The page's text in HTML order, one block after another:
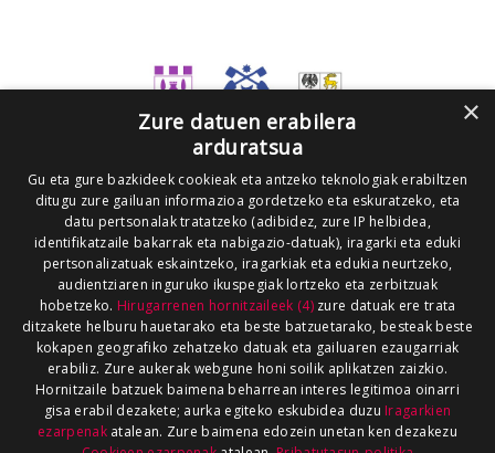
×
Zure datuen erabilera
arduratsua
Gu eta gure bazkideek cookieak eta antzeko teknologiak erabiltzen
ditugu zure gailuan informazioa gordetzeko eta eskuratzeko, eta
datu pertsonalak tratatzeko (adibidez, zure IP helbidea,
identifikatzaile bakarrak eta nabigazio-datuak), iragarki eta eduki
pertsonalizatuak eskaintzeko, iragarkiak eta edukia neurtzeko,
audientziaren inguruko ikuspegiak lortzeko eta zerbitzuak
hobetzeko. Hirugarrenen hornitzaileek (4)zure datuak ere trata
ditzakete helburu hauetarako eta beste batzuetarako, besteak beste
kokapen geografiko zehatzeko datuak eta gailuaren ezaugarriak
erabiliz. Zure aukerak webgune honi soilik aplikatzen zaizkio.
Hornitzaile batzuek baimena beharrean interes legitimoa oinarri
gisa erabil dezakete; aurka egiteko eskubidea duzu Iragarkien
ezarpenakatalean. Zure baimena edozein unetan ken dezakezu